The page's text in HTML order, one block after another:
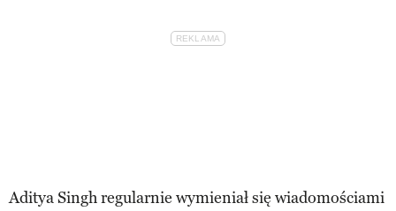
Aditya Singh regularnie wymieniał się wiadomościami